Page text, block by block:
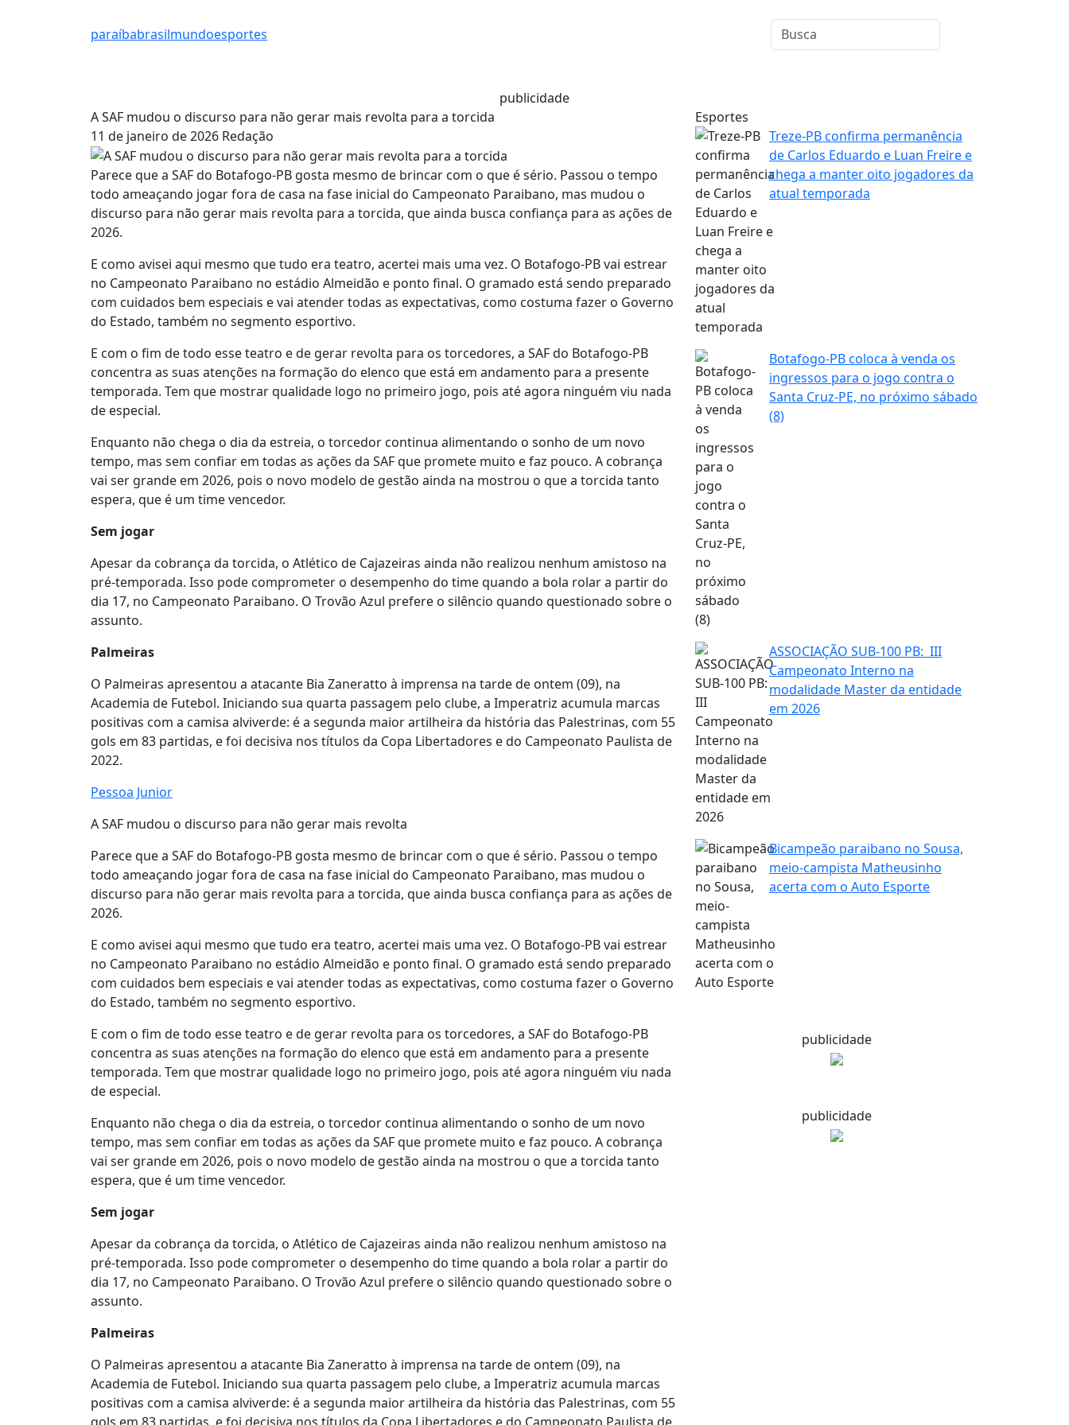
paraíbabrasilmundoesportes
publicidade
A SAF mudou o discurso para não gerar mais revolta para a torcida
11 de janeiro de 2026 Redação
Parece que a SAF do Botafogo-PB gosta mesmo de brincar com o que é sério. Passou o tempo
todo ameaçando jogar fora de casa na fase inicial do Campeonato Paraibano, mas mudou o
discurso para não gerar mais revolta para a torcida, que ainda busca confiança para as ações de
2026.
E como avisei aqui mesmo que tudo era teatro, acertei mais uma vez. O Botafogo-PB vai estrear
no Campeonato Paraibano no estádio Almeidão e ponto final. O gramado está sendo preparado
com cuidados bem especiais e vai atender todas as expectativas, como costuma fazer o Governo
do Estado, também no segmento esportivo.
E com o fim de todo esse teatro e de gerar revolta para os torcedores, a SAF do Botafogo-PB
concentra as suas atenções na formação do elenco que está em andamento para a presente
temporada. Tem que mostrar qualidade logo no primeiro jogo, pois até agora ninguém viu nada
de especial.
Enquanto não chega o dia da estreia, o torcedor continua alimentando o sonho de um novo
tempo, mas sem confiar em todas as ações da SAF que promete muito e faz pouco. A cobrança
vai ser grande em 2026, pois o novo modelo de gestão ainda na mostrou o que a torcida tanto
espera, que é um time vencedor.
Sem jogar
Apesar da cobrança da torcida, o Atlético de Cajazeiras ainda não realizou nenhum amistoso na
pré-temporada. Isso pode comprometer o desempenho do time quando a bola rolar a partir do
dia 17, no Campeonato Paraibano. O Trovão Azul prefere o silêncio quando questionado sobre o
assunto.
Palmeiras
O Palmeiras apresentou a atacante Bia Zaneratto à imprensa na tarde de ontem (09), na
Academia de Futebol. Iniciando sua quarta passagem pelo clube, a Imperatriz acumula marcas
positivas com a camisa alviverde: é a segunda maior artilheira da história das Palestrinas, com 55
gols em 83 partidas, e foi decisiva nos títulos da Copa Libertadores e do Campeonato Paulista de
2022.
Pessoa Junior
A SAF mudou o discurso para não gerar mais revolta
Parece que a SAF do Botafogo-PB gosta mesmo de brincar com o que é sério. Passou o tempo
todo ameaçando jogar fora de casa na fase inicial do Campeonato Paraibano, mas mudou o
discurso para não gerar mais revolta para a torcida, que ainda busca confiança para as ações de
2026.
E como avisei aqui mesmo que tudo era teatro, acertei mais uma vez. O Botafogo-PB vai estrear
no Campeonato Paraibano no estádio Almeidão e ponto final. O gramado está sendo preparado
com cuidados bem especiais e vai atender todas as expectativas, como costuma fazer o Governo
do Estado, também no segmento esportivo.
E com o fim de todo esse teatro e de gerar revolta para os torcedores, a SAF do Botafogo-PB
concentra as suas atenções na formação do elenco que está em andamento para a presente
temporada. Tem que mostrar qualidade logo no primeiro jogo, pois até agora ninguém viu nada
de especial.
Enquanto não chega o dia da estreia, o torcedor continua alimentando o sonho de um novo
tempo, mas sem confiar em todas as ações da SAF que promete muito e faz pouco. A cobrança
vai ser grande em 2026, pois o novo modelo de gestão ainda na mostrou o que a torcida tanto
espera, que é um time vencedor.
Sem jogar
Apesar da cobrança da torcida, o Atlético de Cajazeiras ainda não realizou nenhum amistoso na
pré-temporada. Isso pode comprometer o desempenho do time quando a bola rolar a partir do
dia 17, no Campeonato Paraibano. O Trovão Azul prefere o silêncio quando questionado sobre o
assunto.
Palmeiras
O Palmeiras apresentou a atacante Bia Zaneratto à imprensa na tarde de ontem (09), na
Academia de Futebol. Iniciando sua quarta passagem pelo clube, a Imperatriz acumula marcas
positivas com a camisa alviverde: é a segunda maior artilheira da história das Palestrinas, com 55
Esportes
Treze-PB confirma permanência
de Carlos Eduardo e Luan Freire e
chega a manter oito jogadores da
atual temporada
Botafogo-PB coloca à venda os
ingressos para o jogo contra o
Santa Cruz-PE, no próximo sábado
(8)
ASSOCIAÇÃO SUB-100 PB: III
Campeonato Interno na
modalidade Master da entidade
em 2026
Bicampeão paraibano no Sousa,
meio-campista Matheusinho
acerta com o Auto Esporte
publicidade
publicidade